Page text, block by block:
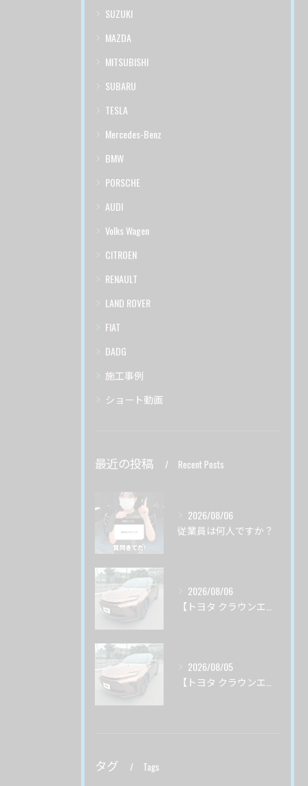
SUZUKI
MAZDA
MITSUBISHI
SUBARU
TESLA
Mercedes-Benz
BMW
PORSCHE
AUDI
Volks Wagen
CITROEN
RENAULT
LAND ROVER
FIAT
DADG
施工事例
ショート動画
最近の投稿 Recent Posts
2026/08/06
従業員は何人ですか？
2026/08/06
【トヨタ クラウンエステート】♯3 ガードグレイズ ボディ磨き 茨城県土浦市より
2026/08/05
【トヨタ クラウンエステート】♯２ ガードグレイズ ボディ磨き 茨城県土浦市より
タグ Tags